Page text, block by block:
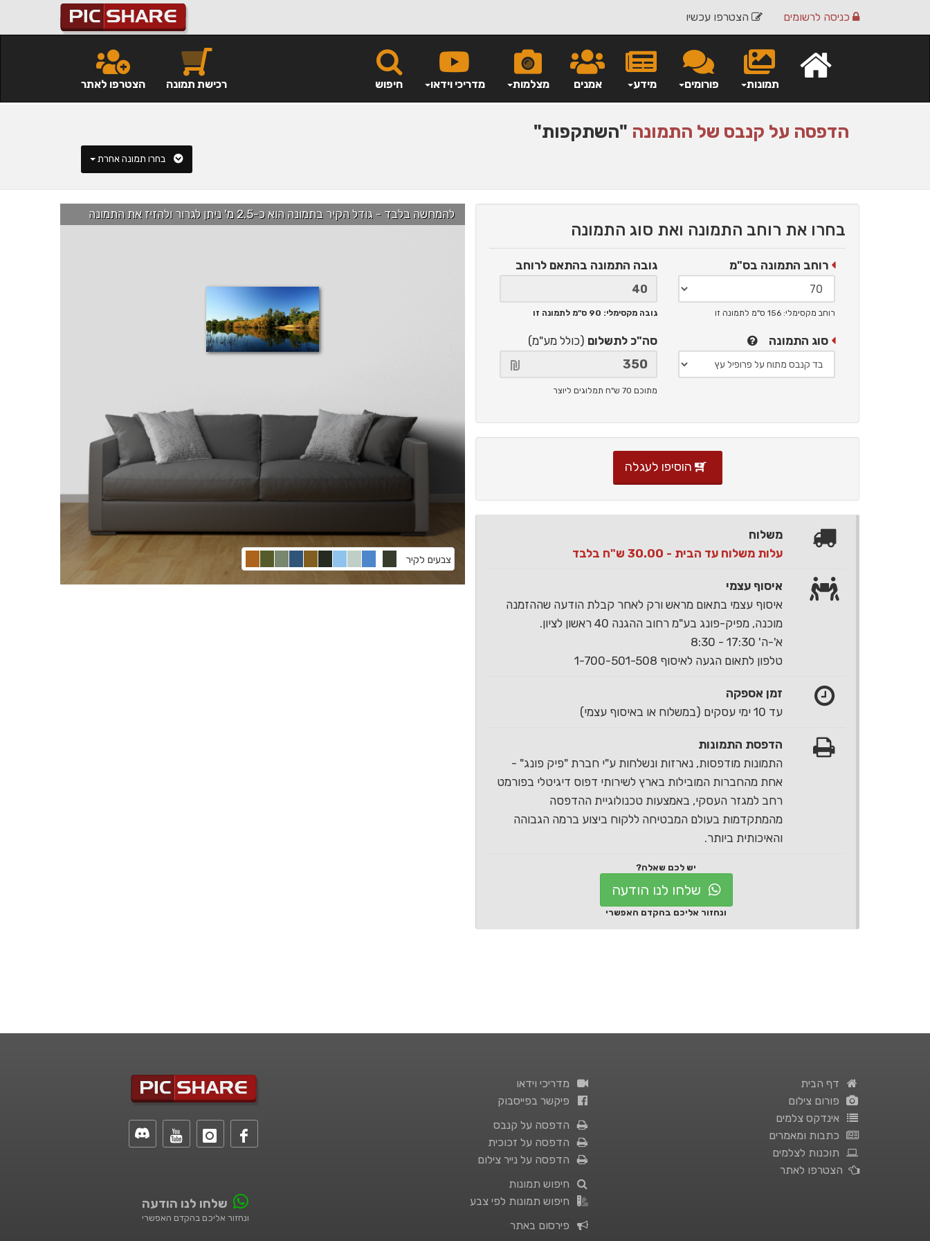
הצטרפו עכשיו כניסה לרשומים
חיפוש מדריכי וידאו מצלמות אמנים מידע פורומים תמונות הצטרפו לאתר רכישת תמונה
הדפסה על קנבס של התמונה "השתקפות"
להמחשה בלבד - גודל הקיר בתמונה הוא כ-2.5 מ' ניתן לגרור ולהזיז את התמונה
צבעים לקיר
בחרו את רוחב התמונה ואת סוג התמונה
רוחב התמונה בס"מ
רוחב מקסימלי: 156 ס"מ לתמונה זו
גובה התמונה בהתאם לרוחב
גובה מקסימלי: 90 ס"מ לתמונה זו
סוג התמונה סה"כ לתשלום (כולל מע"מ)
מתוכם 70 ש"ח תמלוגים ליוצר
הוסיפו לעגלה
משלוח
עלות משלוח עד הבית - 30.00 ש"ח בלבד
איסוף עצמי
איסוף עצמי בתאום מראש ורק לאחר קבלת הודעה שההזמנה
מוכנה, מפיק-פונג בע"מ רחוב ההגנה 40 ראשון לציון.
א'-ה' 17:30 - 8:30
טלפון לתאום הגעה לאיסוף 1-700-501-508
זמן אספקה
עד 10 ימי עסקים (במשלוח או באיסוף עצמי)
הדפסת התמונות
התמונות מודפסות, נארזות ונשלחות ע"י חברת "פיק פונג" -
אחת מהחברות המובילות בארץ לשירותי דפוס דיגיטלי בפורמט
רחב למגזר העסקי, באמצעות טכנולוגיית ההדפסה
מהמתקדמות בעולם המבטיחה ללקוח ביצוע ברמה הגבוהה
והאיכותית ביותר.
יש לכם שאלה?
שלחו לנו הודעה
ונחזור אליכם בהקדם האפשרי
שלחו לנו הודעה
ונחזור אליכם בהקדם האפשרי
מדריכי וידאו
פיקשר בפייסבוק
הדפסה על קנבס
הדפסה על זכוכית
הדפסה על נייר צילום
חיפוש תמונות
חיפוש תמונות לפי צבע
פירסום באתר
דף הבית
פורום צילום
אינדקס צלמים
כתבות ומאמרים
תוכנות לצלמים
הצטרפו לאתר